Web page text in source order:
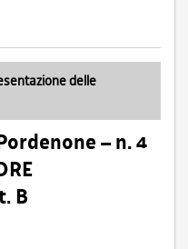
delle
– n. 4
B